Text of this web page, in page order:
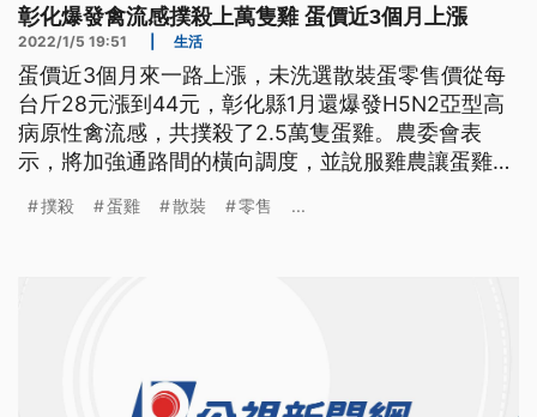
彰化爆發禽流感撲殺上萬隻雞 蛋價近3個月上漲
2022/1/5 19:51 生活
蛋價近3個月來一路上漲，未洗選散裝蛋零售價從每
台斤28元漲到44元，彰化縣1月還爆發H5N2亞型高
病原性禽流感，共撲殺了2.5萬隻蛋雞。農委會表
示，將加強通路間的橫向調度，並說服雞農讓蛋雞增
撲殺 蛋雞 散裝 零售 ...